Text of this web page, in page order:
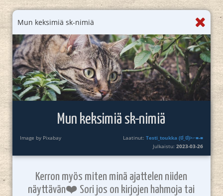
Mun keksimiä sk-nimiä
Mun keksimiä sk-nimiä
Image by Pixabay Laatinut:Testi_toukka (⁠ಠ⁠_⁠ಠ⁠)⁠>⁠⌐⁠■⁠-⁠■
Julkaistu:2023-03-26
Kerron myös miten minä ajattelen niiden
näyttävän❤️ Sori jos on kirjojen hahmoja tai